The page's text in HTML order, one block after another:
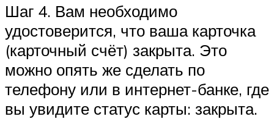
Шаг 4. Вам необходимо
удостоверится, что ваша карточка
(карточный счёт) закрыта. Это
можно опять же сделать по
телефону или в интернет-банке, где
вы увидите статус карты: закрыта.